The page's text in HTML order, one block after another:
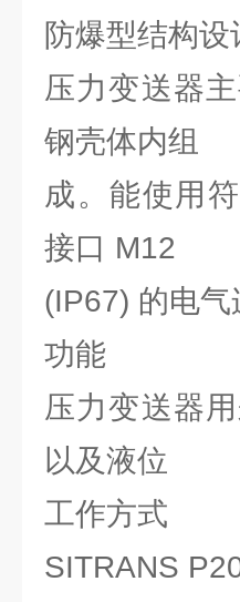
防爆型结构设
压力变送器
钢壳体内组
成。能使用
接口 M12
(IP67) 的电
功能
压力变送器
以及液位
工作方式
SITRANS